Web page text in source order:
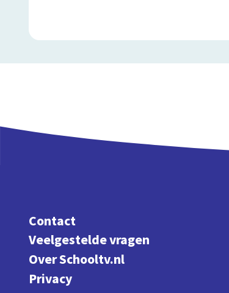
Contact
Veelgestelde vragen
Over Schooltv.nl
Privacy